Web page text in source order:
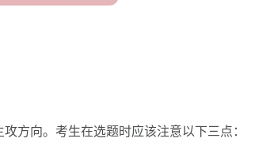
向。考生在选题时应该注意以下三点：